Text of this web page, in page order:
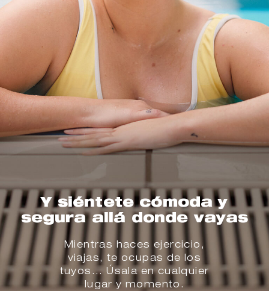
Y siéntete cómoda y
segura allá donde vayas
Mientras haces ejercicio,
viajas, te ocupas de los
tuyos... Úsala en cualquier
lugar y momento.